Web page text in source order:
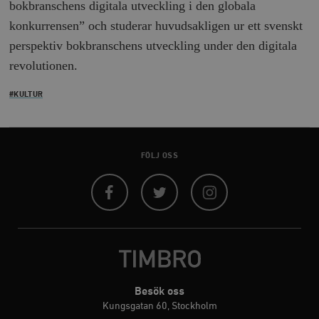
bokbranschens digitala utveckling i den globala
konkurrensen” och studerar huvudsakligen ur ett svenskt
perspektiv bokbranschens utveckling under den digitala
revolutionen.
#KULTUR
FÖLJ OSS
Besök oss
Kungsgatan 60, Stockholm
kärnwebbplatsfunktioner som användarinloggning
ordentligt utan strikt nödvändiga cookies.
Leverantör
woocommerce_items_in_cart